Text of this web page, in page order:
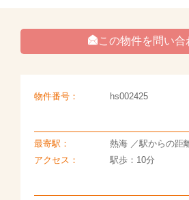
この物件を問い合
物件番号： hs002425
最寄駅：
熱海 ／駅からの距
アクセス：
駅歩：10分